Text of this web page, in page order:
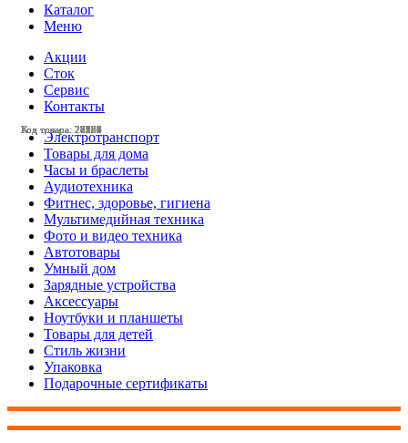
Код товара: 28584
Код товара: 28565
Код товара: 28359
Код товара: 28331
Код товара: 28257
Код товара: 28236
Код товара: 28120
Код товара: 27984
Код товара: 27657
Код товара: 27165
Код товара: 24128
Код товара: 28579
Каталог
Меню
Акции
Сток
Сервис
Контакты
Электротранспорт
Товары для дома
Часы и браслеты
Аудиотехника
Фитнес, здоровье, гигиена
Мультимедийная техника
Фото и видео техника
Автотовары
Умный дом
Зарядные устройства
Аксессуары
Ноутбуки и планшеты
Товары для детей
Стиль жизни
Упаковка
Подарочные сертификаты